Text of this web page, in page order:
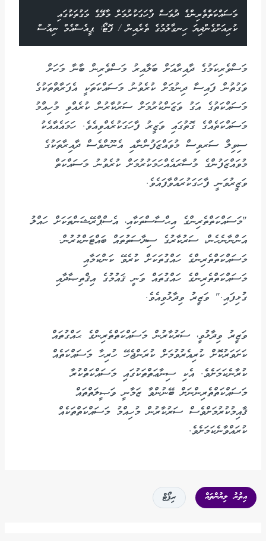
މަސައްކަތްތެރިންގެ ދުވަސް ފާހަގަކުރުމަށް މާލޭގެ މަގުތަކުގައި
ކުރިއަށްގެންދިޔަ ހިނގާލުމުގެ ތެރެއިން / ފޮޓޯ: ޕީއެސްއެމް ނިއުސް
މަސްވެރިކަމުގެ ދާއިރާއަށް ބަލާއިރު މަސްވެރިން ބާނާ މަހަށް
ވަގުތުން ފައިސާ ދިނުމަށް ކުރެވުނު މަސައްކަތަކީ އެފަރާތްތަކުގެ
މަސައްކަތުގެ އަގު ވަޒަންކުރުމަށް ސަރުކާރުން ކުރެއްވި މުހިއްމު
މަސައްކަތެއްގެ ގޮތުގައި ވަޒީރު ފާހަގަކުރެއްވިއެވެ. ހަމައެއާއެކު
ސިވިލް ސަރވިސް މުވައްޒަފުންނާއި އެނޫންވެސް ދާއިރާތަކުގެ
މުވައްޒަފުންގެ މުސާރައެއްހަމަކުރުމަށް ކުރެވުނު މަސައްކަތް
ވަޒީރުވަނީ ފާހަގަކުރައްވާފައެވެ.
"މަސައްކަތްތެރިންގެ އިޙްސާސްތަކާއި، އެސްޕްރޭޝަންތަކަށް ހައްލު
އަންނާނެހެން، ސަރުކާރުގެ ސިޔާސަތުތައް ބައްޓަންކުރުން.
މަސައްކަތްތެރިންގެ ހައްގުތަކަށް ކުރެވޭ ކަންކަމާއި
މަސައްކަތްތެރިންގެ ހައްގުތައް ވަނީ ޤައުމުގެ އިޤްތިޞާދާއި
ގުޅިފައި." ވަޒީރު ވިދާޅުވިއެވެ.
ވަޒީރު ވިދާޅުވީ، ސަރުކާރުން މަސައްކަތްތެރިންގެ ޙައްގުތައް
ކަށަވަރުކޮށް ކުރިއެރުވުމަށް ކުރަންޖެހޭ ހުރިހާ މަސައްކަތެއް
ކުރާނެކަމަށެވެ. އެކި ސިނާޢަތްތަކުގައި މަސައްކަތްކުރާ
މަސައްކަތްތެރިންނަށް ބޭނުންވާ ޒަމާނީ ވަޞީލަތްތައް
ޤާއިމުކުރުމަށްވެސް ސަރުކާރުން މުހިއްމު މަސައްކަތްތަކެއް
ކުރައްވާނެކަމަށެވެ.
އިތުރު ލިޔުންތައް ރިޕޯޓް